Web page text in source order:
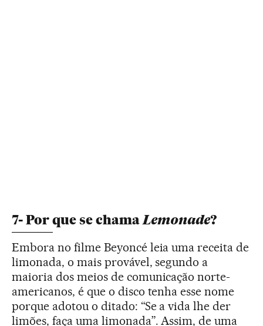
7- Por que se chamaLemonade?
Embora no filme Beyoncé leia uma receita de
limonada, o mais provável, segundo a
maioria dos meios de comunicação norte-
americanos, é que o disco tenha esse nome
porque adotou o ditado: “Se a vida lhe der
limões, faça uma limonada”. Assim, de uma